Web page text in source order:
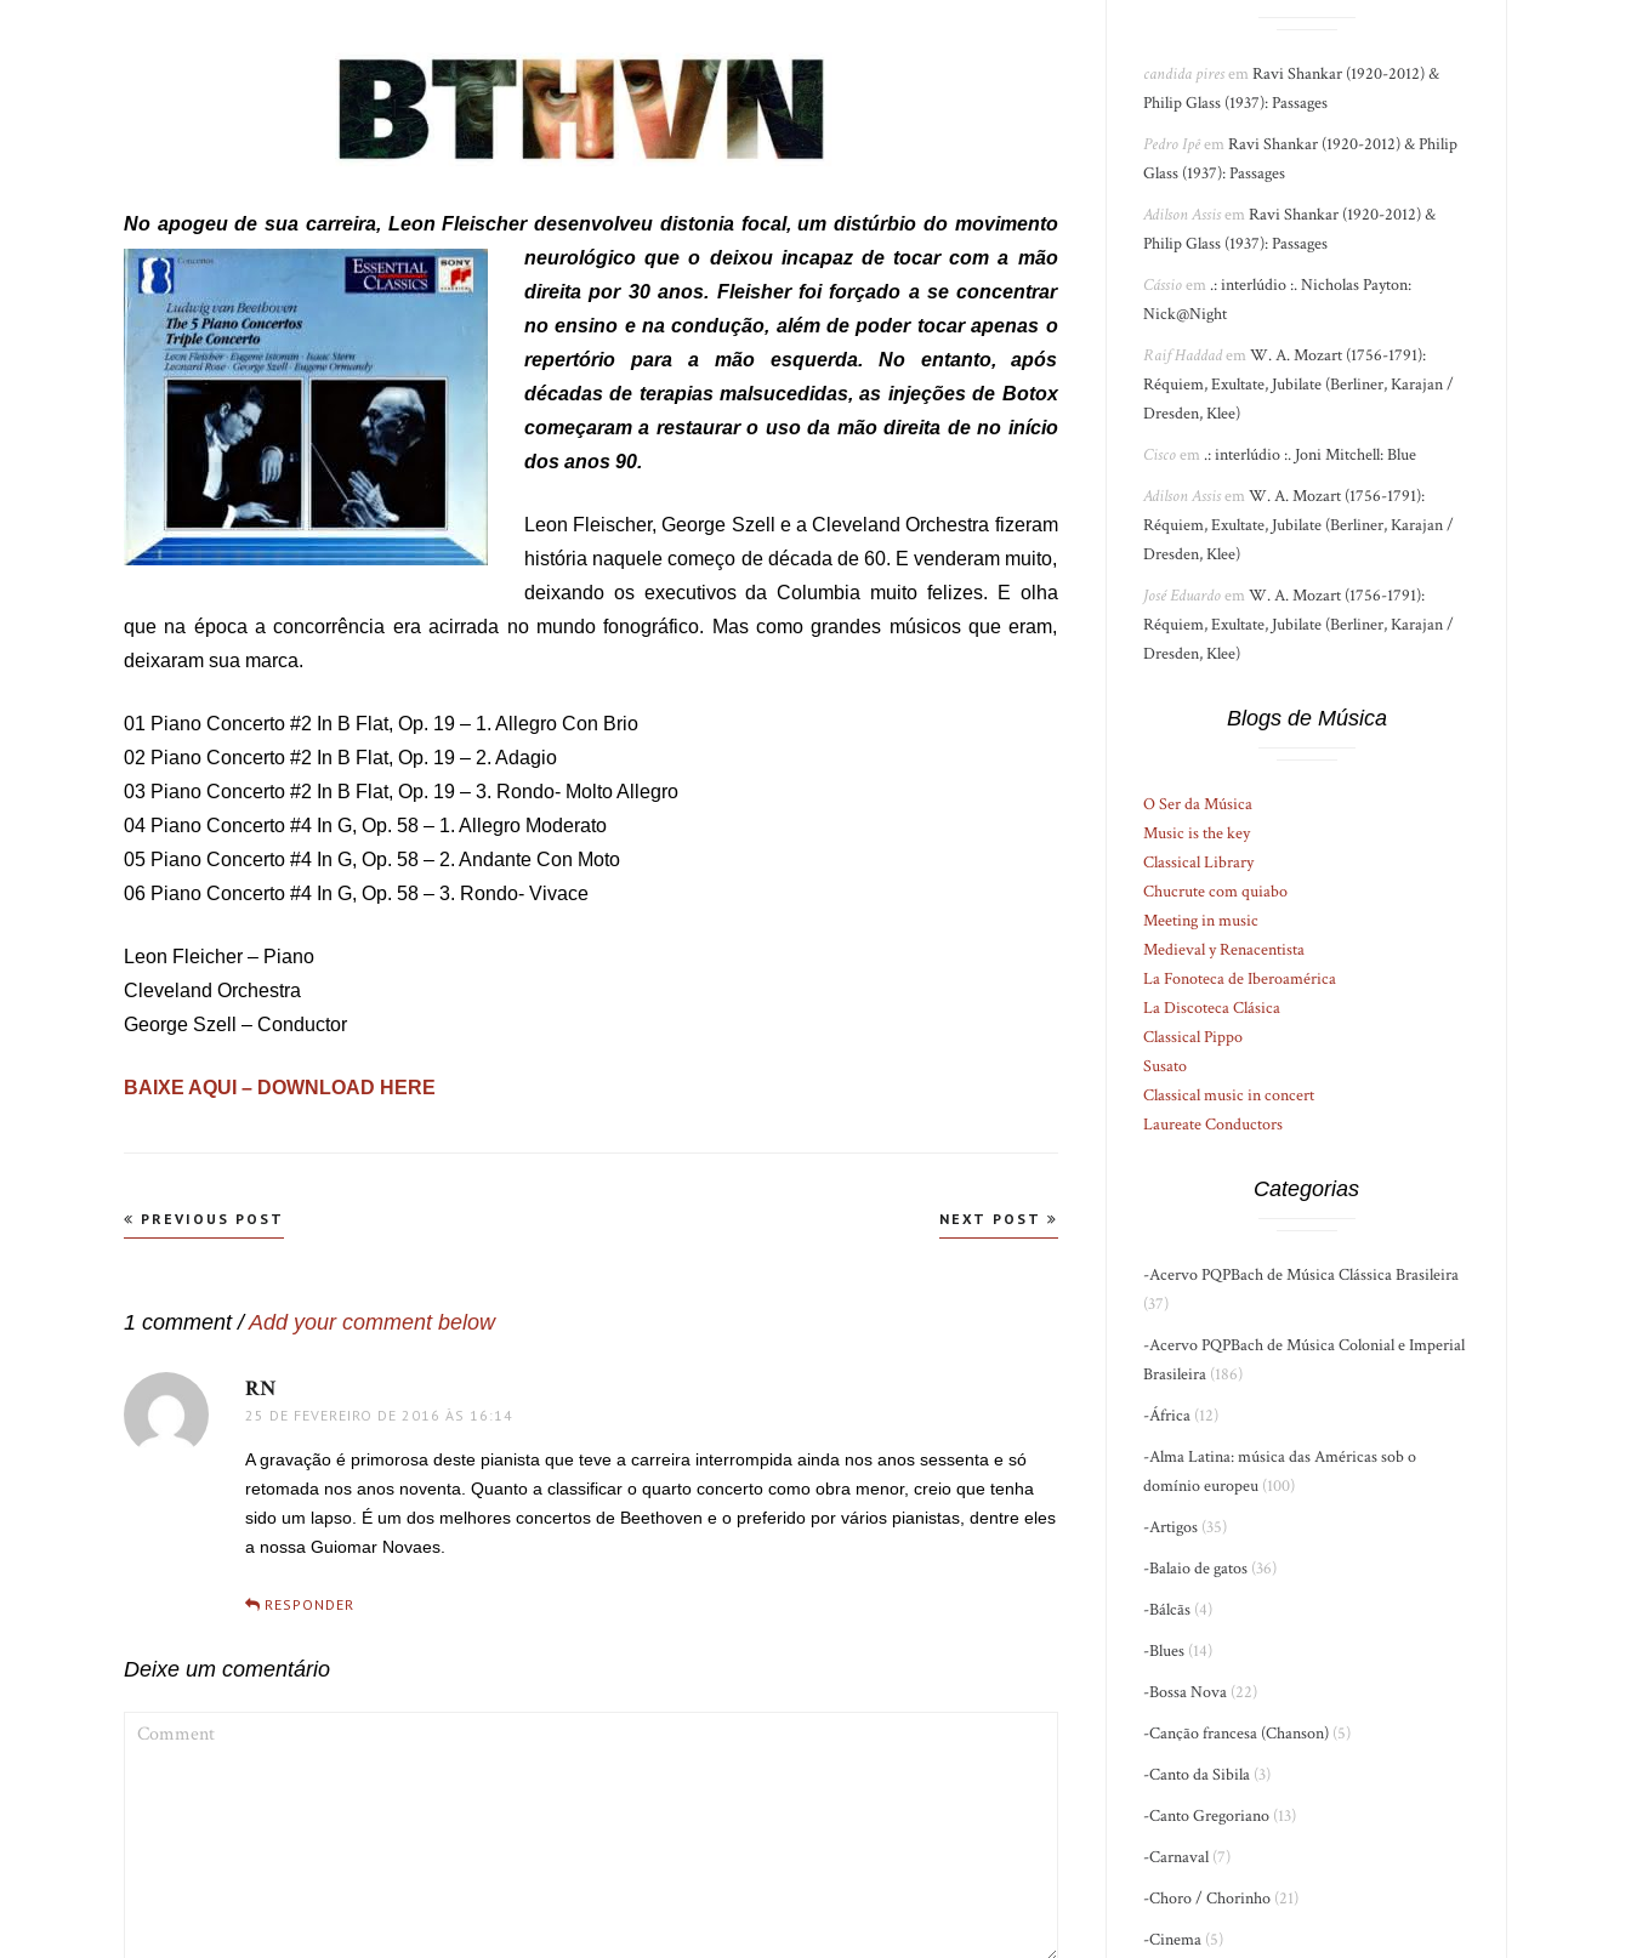
No apogeu de sua carreira, Leon Fleischer desenvolveu distonia focal, um distúrbio do movimento
neurológico que o deixou incapaz de tocar com a mão
direita por 30 anos. Fleisher foi forçado a se concentrar
no ensino e na condução, além de poder tocar apenas o
repertório para a mão esquerda. No entanto, após
décadas de terapias malsucedidas, as injeções de Botox
começaram a restaurar o uso da mão direita de no início
dos anos 90.
Leon Fleischer, George Szell e a Cleveland Orchestra fizeram
história naquele começo de década de 60. E venderam muito,
deixando os executivos da Columbia muito felizes. E olha
que na época a concorrência era acirrada no mundo fonográfico. Mas como grandes músicos que eram,
deixaram sua marca.
01 Piano Concerto #2 In B Flat, Op. 19 – 1. Allegro Con Brio
02 Piano Concerto #2 In B Flat, Op. 19 – 2. Adagio
03 Piano Concerto #2 In B Flat, Op. 19 – 3. Rondo- Molto Allegro
04 Piano Concerto #4 In G, Op. 58 – 1. Allegro Moderato
05 Piano Concerto #4 In G, Op. 58 – 2. Andante Con Moto
06 Piano Concerto #4 In G, Op. 58 – 3. Rondo- Vivace
Leon Fleicher – Piano
Cleveland Orchestra
George Szell – Conductor
BAIXE AQUI – DOWNLOAD HERE
Navegação
PREVIOUS POST NEXT POST
1 comment /Add your comment below
RN
25 DE FEVEREIRO DE 2016 ÀS 16:14
A gravação é primorosa deste pianista que teve a carreira interrompida ainda nos anos sessenta e só
retomada nos anos noventa. Quanto a classificar o quarto concerto como obra menor, creio que tenha
sido um lapso. É um dos melhores concertos de Beethoven e o preferido por vários pianistas, dentre eles
a nossa Guiomar Novaes.
RESPONDER
Deixe um comentário
candida piresemRavi Shankar (1920-2012) &
Philip Glass (1937): Passages
Pedro IpêemRavi Shankar (1920-2012) & Philip
Glass (1937): Passages
Adilson AssisemRavi Shankar (1920-2012) &
Philip Glass (1937): Passages
Cássioem .: interlúdio :. Nicholas Payton:
Nick@Night
Raif HaddademW. A. Mozart (1756-1791):
Réquiem, Exultate, Jubilate (Berliner, Karajan /
Dresden, Klee)
Ciscoem .: interlúdio :. Joni Mitchell: Blue
Adilson AssisemW. A. Mozart (1756-1791):
Réquiem, Exultate, Jubilate (Berliner, Karajan /
Dresden, Klee)
José EduardoemW. A. Mozart (1756-1791):
Réquiem, Exultate, Jubilate (Berliner, Karajan /
Dresden, Klee)
Blogs de Música
O Ser da Música
Music is the key
Classical Library
Chucrute com quiabo
Meeting in music
Medieval y Renacentista
La Fonoteca de Iberoamérica
La Discoteca Clásica
Classical Pippo
Susato
Classical music in concert
Laureate Conductors
Categorias
-Acervo PQPBach de Música Clássica Brasileira
(37)
-Acervo PQPBach de Música Colonial e Imperial
Brasileira (186)
-África (12)
-Alma Latina: música das Américas sob o
domínio europeu (100)
-Artigos (35)
-Balaio de gatos (36)
-Bálcãs (4)
-Blues (14)
-Bossa Nova (22)
-Canção francesa (Chanson) (5)
-Canto da Sibila (3)
-Canto Gregoriano (13)
-Carnaval (7)
-Choro / Chorinho (21)
-Cinema (5)